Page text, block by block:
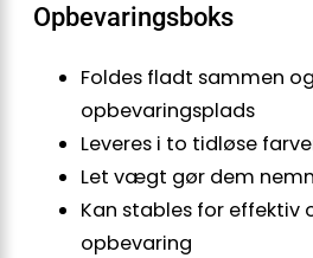
Opbevaringsboks
Foldes fladt sammen
opbevaringsplads
Leveres i to tidløse
Let vægt gør dem
Kan stables for effektiv
opbevaring